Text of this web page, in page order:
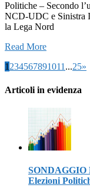
Politiche – Secondo
NCD-UDC e Sinistra
la Lega Nord
Read More
1234567891011...25»
Articoli in evidenza
Elezioni